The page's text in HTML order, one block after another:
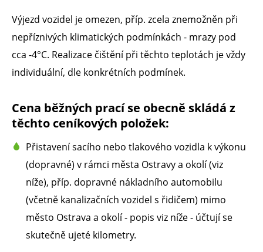
Výjezd vozidel je omezen, příp. zcela znemožněn při
nepříznivých klimatických podmínkách - mrazy pod
cca -4°C. Realizace čištění při těchto teplotách je vždy
individuální, dle konkrétních podmínek.
Cena běžných prací se obecně skládá z
těchto ceníkových položek:
Přistavení sacího nebo tlakového vozidla k výkonu
(dopravné) v rámci města Ostravy a okolí (viz
níže), příp. dopravné nákladního automobilu
(včetně kanalizačních vozidel s řidičem) mimo
město Ostrava a okolí - popis viz níže - účtují se
skutečně ujeté kilometry.